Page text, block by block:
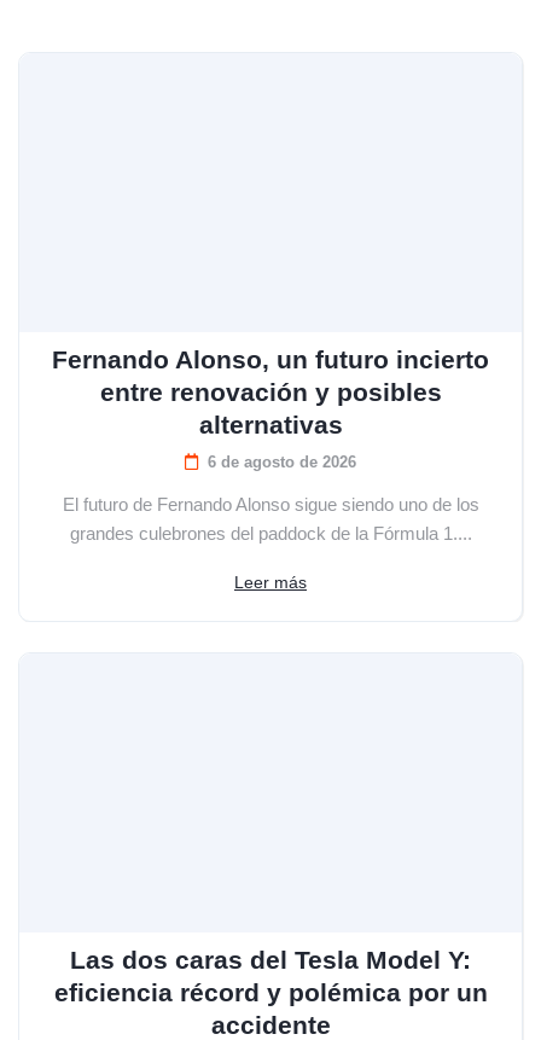
Fernando Alonso, un futuro incierto
entre renovación y posibles
alternativas
6 de agosto de 2026
El futuro de Fernando Alonso sigue siendo uno de los
grandes culebrones del paddock de la Fórmula 1....
Leer más
Las dos caras del Tesla Model Y:
eficiencia récord y polémica por un
accidente